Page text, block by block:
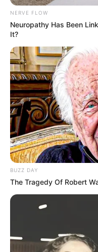
NERVE FLOW
Neuropathy Has Been
It?
BUZZ DAY
The Tragedy Of Robert